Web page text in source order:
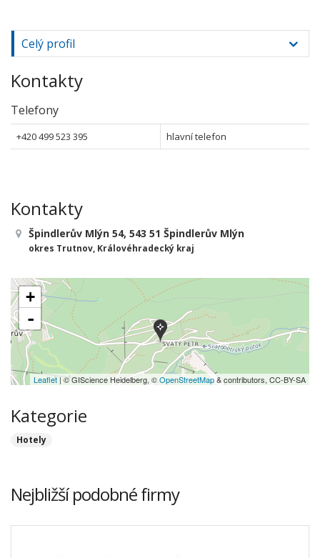
Celý profil
Kontakty
Telefony
+420 499 523 395 hlavní telefon
Kontakty
Špindlerův Mlýn 54, 543 51 Špindlerův Mlýn
okres Trutnov, Královéhradecký kraj
+
-
Leaflet | © GIScience Heidelberg, ©OpenStreetMap& contributors, CC-BY-SA
Kategorie
Hotely
Nejbližší podobné firmy